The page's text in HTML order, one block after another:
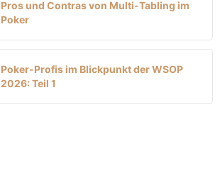
Pros und Contras von Multi-Tabling im
Poker
Poker-Profis im Blickpunkt der WSOP
2026: Teil 1